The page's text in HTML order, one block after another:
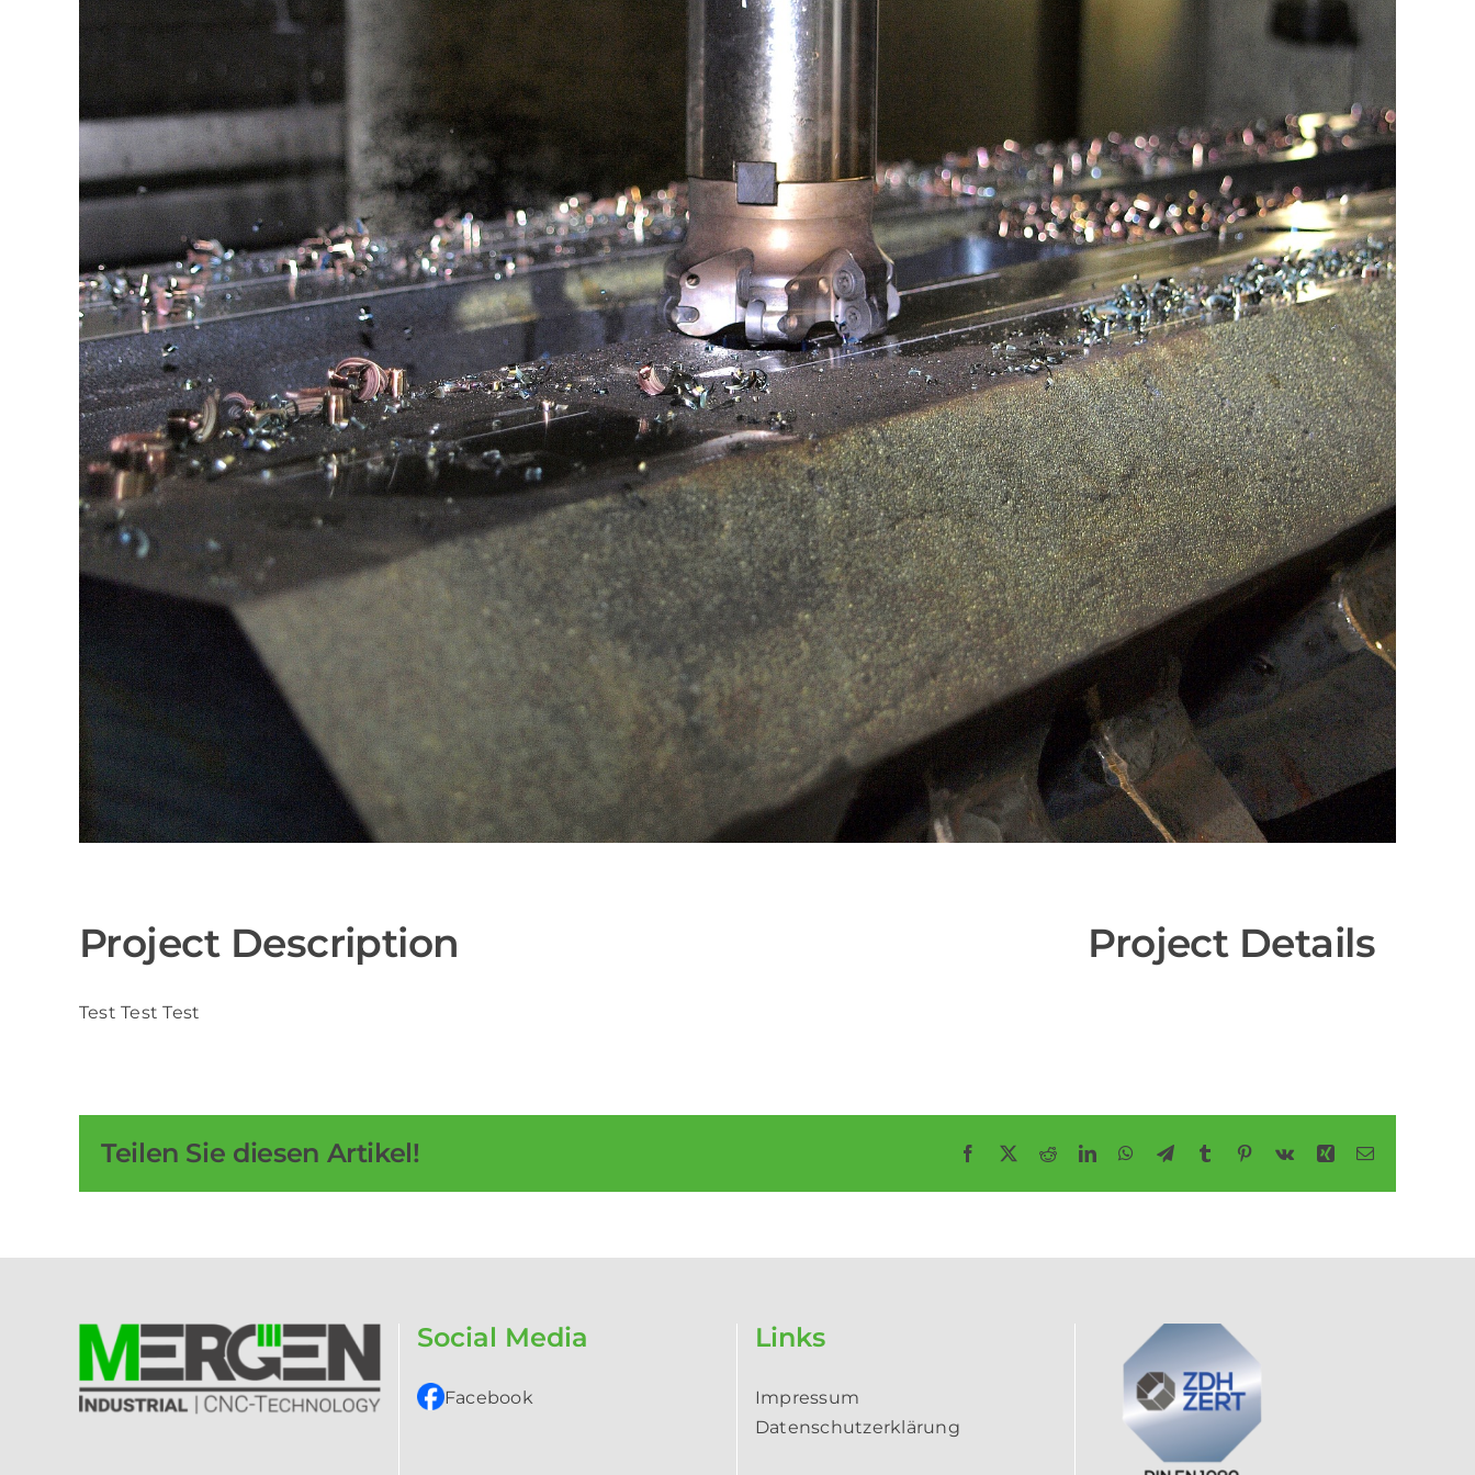
Project Description
Test Test Test
Project Details
Teilen Sie diesen Artikel! Facebook
TwitterRedditLinkedInWhatsApp
TelegramTumblr Pinterest
Vk Xing E-
Social Media
Facebook
Links
­Impressum
Datenschutzerklärung